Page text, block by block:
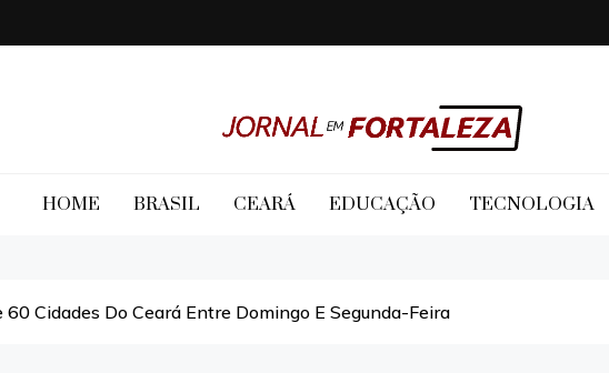
Jornal em Fortaleza
HOME BRASIL CEARÁ EDUCAÇÃO TECNOLOGIA
Cidades Do Ceará Entre Domingo E Segunda-Feira